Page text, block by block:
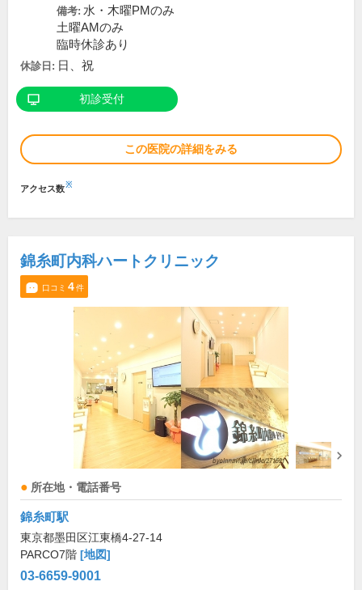
備考: 水・木曜PMのみ
土曜AMのみ
臨時休診あり
休診日: 日、祝
初診受付
この医院の詳細をみる
アクセス数※
錦糸町内科ハートクリニック
口コミ 4件
所在地・電話番号
錦糸町駅
東京都墨田区江東橋4-27-14
PARCO7階 [地図]
03-6659-9001